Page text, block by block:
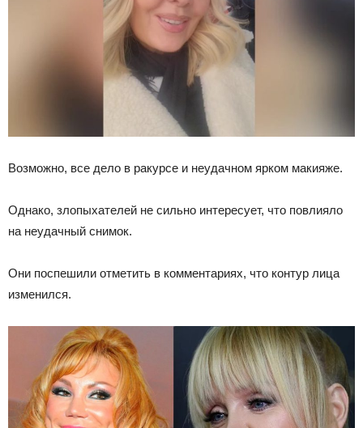
Возможно, все дело в ракурсе и неудачном ярком макияже.
Однако, злопыхателей не сильно интересует, что повлияло
на неудачный снимок.
Они поспешили отметить в комментариях, что контур лица
изменился.